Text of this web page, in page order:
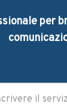
per